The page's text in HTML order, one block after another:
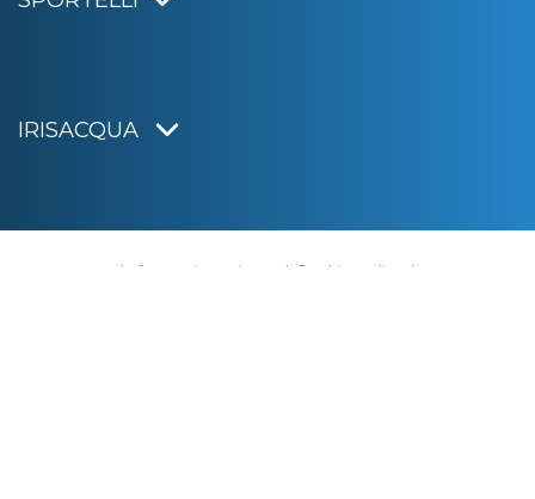
IRISACQUA
Informativa privacy | Cookie policy
|